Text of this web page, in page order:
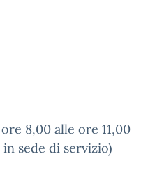
ore 8,00 alle ore 11,00
sede di servizio)